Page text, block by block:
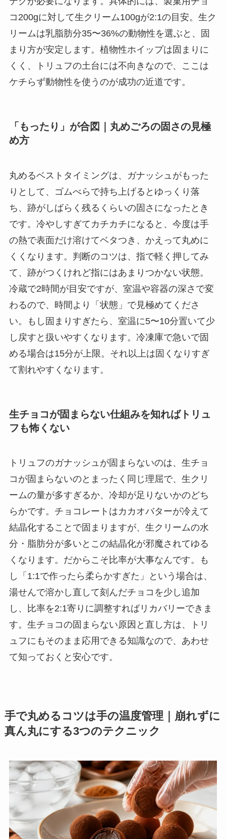
コ200gに対して生クリーム100gが2:1の目安。生ク
リームは乳脂肪分35〜36%の動物性を選ぶと、固
まり方が安定します。植物性ホイップは固まりに
くく、トリュフの土台には不向きなので、ここは
ケチらず動物性を使うのが成功の近道です。
「もったり」が合図｜丸めごろの固さの見極
め方
丸めるベストタイミングは、ガナッシュがもった
りとして、ゴムべらで持ち上げるとゆっくり落
ち、跡がしばらく残るくらいの固さになったとき
です。冷やしすぎてカチカチになると、今度は手
の熱で表面だけ溶けてベタつき、かえって丸めに
くくなります。判断のコツは、指で軽く押してみ
て、跡がつくけれど指にはあまりつかない状態。
冷蔵で2時間が目安ですが、室温や容器の深さで変
わるので、時間より「状態」で見極めてくださ
い。もし固まりすぎたら、室温に5〜10分置いて少
し戻すと扱いやすくなります。冷凍庫で急いで固
める場合は15分が上限。それ以上は固くなりすぎ
て割れやすくなります。
生チョコが固まらない仕組みを知ればトリュ
フも怖くない
トリュフのガナッシュが固まらないのは、生チョ
コが固まらないのとまったく同じ理屈で、生クリ
ームの量が多すぎるか、冷却が足りないかのどち
らかです。チョコレートはカカオバターが冷えて
結晶化することで固まりますが、生クリームの水
分・脂肪分が多いとこの結晶化が邪魔されてゆる
くなります。だからこそ比率が大事なんです。も
し「1:1で作ったら柔らかすぎた」という場合は、
湯せんで溶かし直して刻んだチョコを少し追加
し、比率を2:1寄りに調整すればリカバリーできま
す。生チョコの固まらない原因と直し方は、トリ
ュフにもそのまま応用できる知識なので、あわせ
て知っておくと安心です。
手で丸めるコツは手の温度管理｜崩れずに
真ん丸にする3つのテクニック